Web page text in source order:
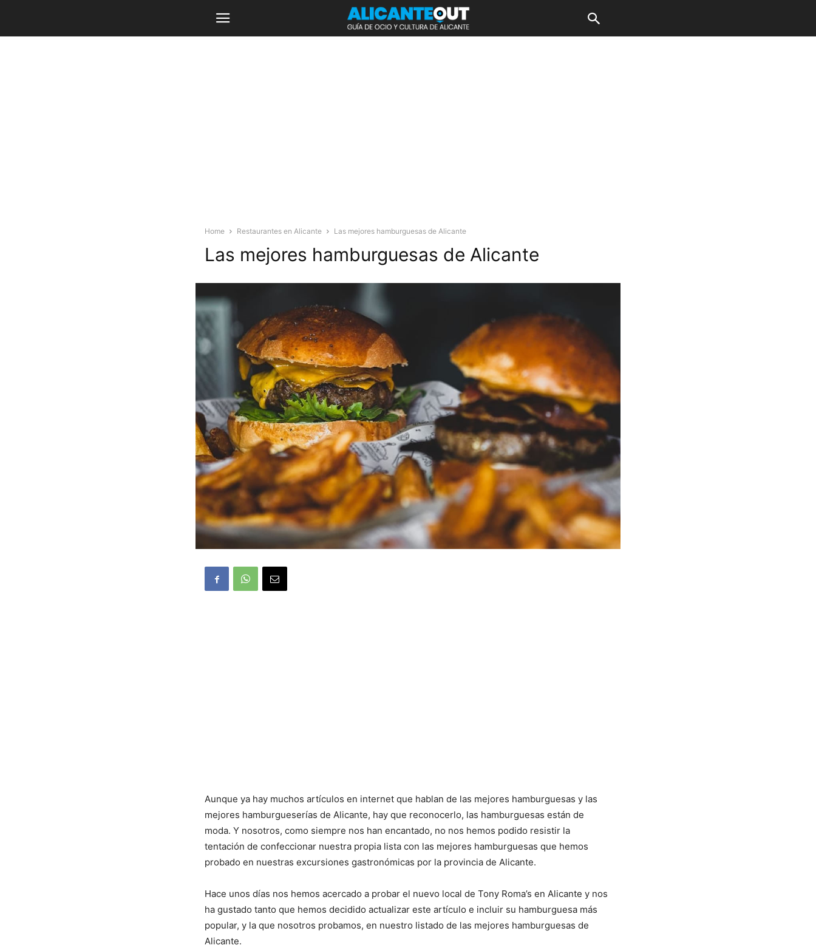
Home Restaurantes en Alicante Las mejores hamburguesas de Alicante
Las mejores hamburguesas de Alicante
Aunque ya hay muchos artículos en internet que hablan de las mejores hamburguesas y las
mejores hamburgueserías de Alicante, hay que reconocerlo, las hamburguesas están de
moda. Y nosotros, como siempre nos han encantado, no nos hemos podido resistir la
tentación de confeccionar nuestra propia lista con las mejores hamburguesas que hemos
probado en nuestras excursiones gastronómicas por la provincia de Alicante.
Hace unos días nos hemos acercado a probar el nuevo local de Tony Roma’s en Alicante y nos
ha gustado tanto que hemos decidido actualizar este artículo e incluir su hamburguesa más
popular, y la que nosotros probamos, en nuestro listado de las mejores hamburguesas de
Alicante.